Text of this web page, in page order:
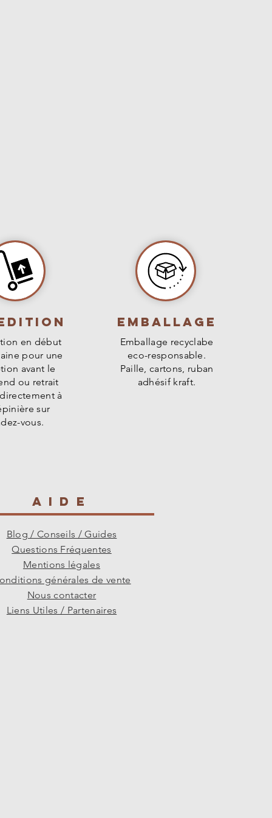
en début
pour une
avant le
ou retrait
à
sur
vous.
Emballage
Emballage recyclabe
eco-responsable.
Paille, cartons, ruban
adhésif kraft.
AIDE
Blog / Conseils / Guides
Questions Fréquentes
Mentions légales
générales de vente
Nous contacter
Liens Utiles / Partenaires